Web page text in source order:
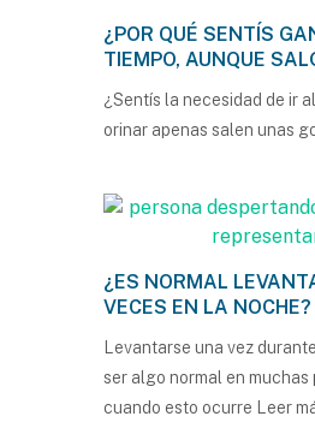
¿POR QUÉ SENTÍS
TIEMPO, AUNQUE
¿Sentís la necesidad de ir
orinar apenas salen unas
¿ES NORMAL
VECES EN LA NOCHE?
Levantarse una vez
ser algo normal en muchas
cuando esto ocurre Leer